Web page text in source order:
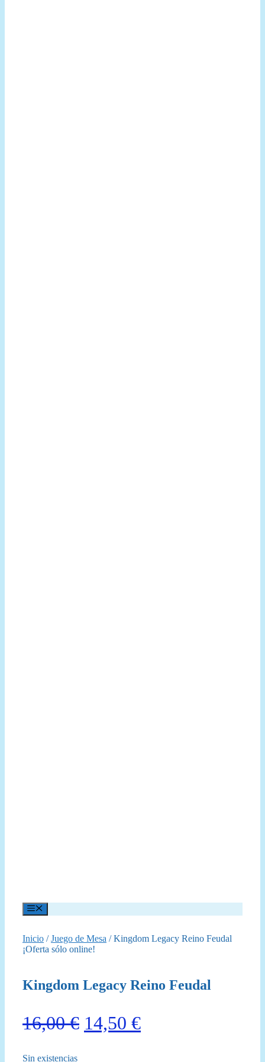
Menú
Inicio /Juego de Mesa / Kingdom Legacy Reino Feudal
¡Oferta sólo online!
Kingdom Legacy Reino Feudal
16,00€ El
14,50 €El
Sin existencias